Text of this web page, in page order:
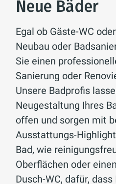
Neue Bäder
Egal ob Gäste-WC
Neubau oder
Sie einen
Sanierung oder
Unsere Badprofis
Neugestaltung Ihres
offen und sorgen mit
Ausstattungs-
Bad, wie
Oberflächen oder
Dusch-WC, dafür,